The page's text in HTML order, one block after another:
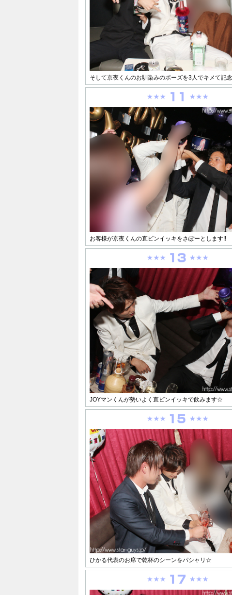
そして京夜くんのお馴染みのポーズを3人でキメて記
お客様が京夜くんの直ビンイッキをさぽーとします!!
JOYマンくんが勢いよく直ビンイッキで飲みます☆
ひかる代表のお席で乾杯のシーンをパシャリ☆